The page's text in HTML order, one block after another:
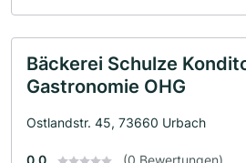
Bäckerei Schulze
Gastronomie OHG
Ostlandstr. 45, 73660 Urbach
0.0 (0 Bewertungen)